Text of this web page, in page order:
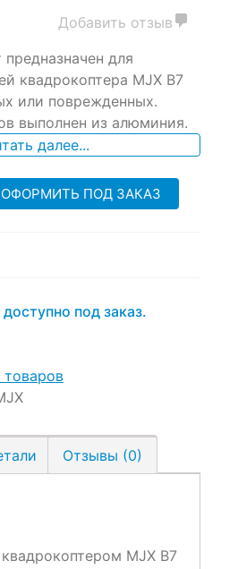
Добавить отзыв
для
квадрокоптера MJX B7
или поврежденных.
выполнен из алюминия.
далее...
ОФОРМИТЬ ПОД ЗАКАЗ
под заказ.
Отзывы (0)
MJX B7